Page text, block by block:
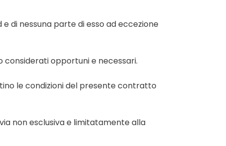
di nessuna parte di esso ad eccezione
considerati opportuni e necessari.
le condizioni del presente contratto
non esclusiva e limitatamente alla